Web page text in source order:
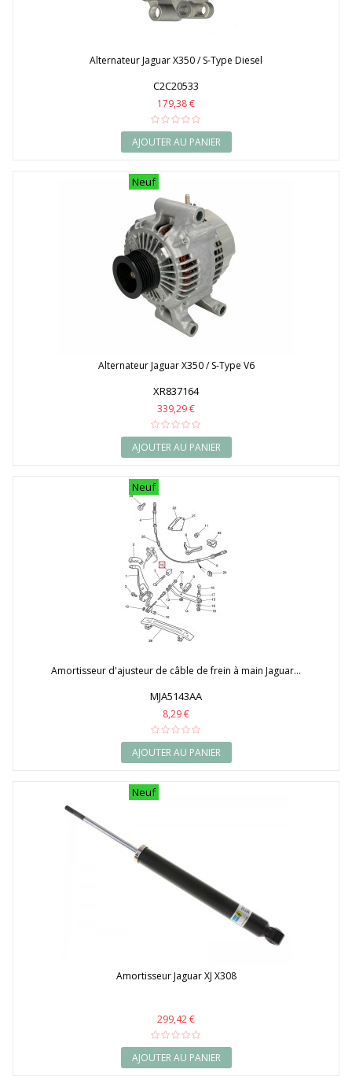
Alternateur Jaguar X350 / S-Type Diesel
C2C20533
179,38 €
AJOUTER AU PANIER
Neuf
Alternateur Jaguar X350 / S-Type V6
XR837164
339,29 €
AJOUTER AU PANIER
Neuf
Amortisseur d'ajusteur de câble de frein à main Jaguar...
MJA5143AA
8,29 €
AJOUTER AU PANIER
Neuf
Amortisseur Jaguar XJ X308
299,42 €
AJOUTER AU PANIER